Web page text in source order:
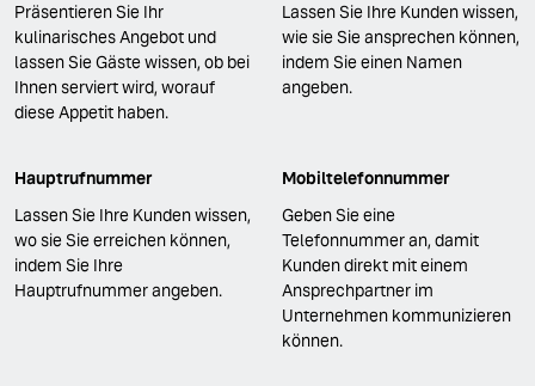
Präsentieren Sie Ihr
kulinarisches Angebot und
lassen Sie Gäste wissen, ob bei
Ihnen serviert wird, worauf
diese Appetit haben.
Lassen Sie Ihre Kunden wissen,
wie sie Sie ansprechen können,
indem Sie einen Namen
angeben.
Hauptrufnummer
Lassen Sie Ihre Kunden wissen,
wo sie Sie erreichen können,
indem Sie Ihre
Hauptrufnummer angeben.
Mobiltelefonnummer
Geben Sie eine
Telefonnummer an, damit
Kunden direkt mit einem
Ansprechpartner im
Unternehmen kommunizieren
können.